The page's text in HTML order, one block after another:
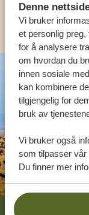
Denne
Vi bruker
et personlig
for å analysere
om hvordan du
innen sosiale
kan kombinere
tilgjengelig for
bruk av
Vi bruker også
som tilpasser vår
Du finner mer
Footer